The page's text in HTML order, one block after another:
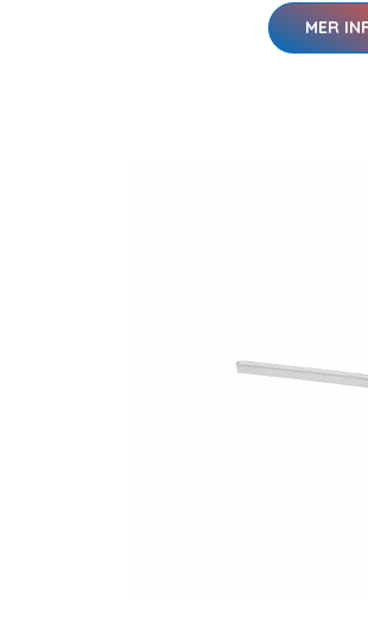
MER